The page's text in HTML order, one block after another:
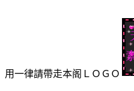
用一律請帶走本阁ＬＯＧＯ